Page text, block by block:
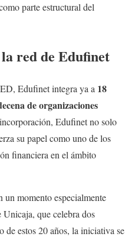
parte estructural del
red de Edufinet
Edufinet integra ya a 18
de organizaciones
Edufinet no solo
su papel como uno de los
financiera en el ámbito
momento especialmente
que celebra dos
de estos 20 años, la iniciativa se